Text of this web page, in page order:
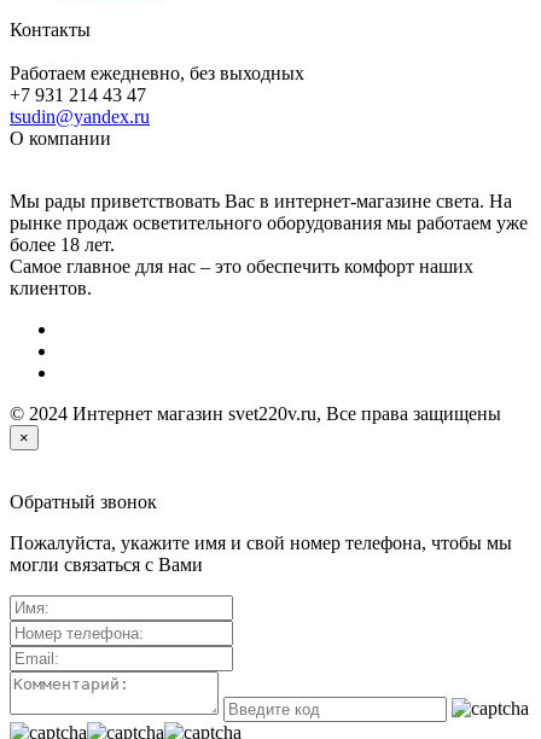
Контакты
Работаем ежедневно, без выходных
+7 931 214 43 47
tsudin@yandex.ru
О компании
Мы рады приветствовать Вас в интернет-магазине света. На
рынке продаж осветительного оборудования мы работаем уже
более 18 лет.
Самое главное для нас – это обеспечить комфорт наших
клиентов.
© 2024 Интернет магазин svet220v.ru, Все права защищены
×
Обратный звонок
Пожалуйста, укажите имя и свой номер телефона, чтобы мы
могли связаться с Вами